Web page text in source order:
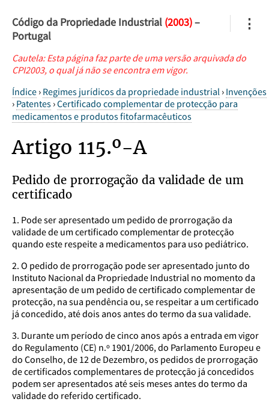
Código da Propriedade Industrial (2003)–
Portugal
⋮
Cautela: Esta página faz parte de uma versão arquivada do
CPI2003, o qual já não se encontra em vigor.
Índice › Regimes jurídicos da propriedade industrial › Invenções
› Patentes ›Certificado complementar de protecção para
medicamentos e produtos fitofarmacêuticos
Artigo 115.º-A
Pedido de prorrogação da validade de um
certificado
1. Pode ser apresentado um pedido de prorrogação da
validade de um certificado complementar de protecção
quando este respeite a medicamentos para uso pediátrico.
2. O pedido de prorrogação pode ser apresentado junto do
Instituto Nacional da Propriedade Industrial no momento da
apresentação de um pedido de certificado complementar de
protecção, na sua pendência ou, se respeitar a um certificado
já concedido, até dois anos antes do termo da sua validade.
3. Durante um período de cinco anos após a entrada em vigor
do Regulamento (CE) n.º 1901/2006, do Parlamento Europeu e
do Conselho, de 12 de Dezembro, os pedidos de prorrogação
de certificados complementares de protecção já concedidos
podem ser apresentados até seis meses antes do termo da
validade do referido certificado.